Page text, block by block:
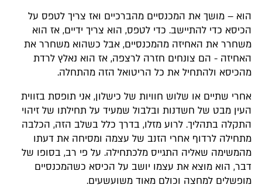
הוא – מושך את המכנסיים מהברכיים ואז צריך לטפס על
הכיסא כדי להתיישב. כדי לטפס, הוא צריך ידיים, אז הוא
משחרר את האחיזה מהמכנסיים, אבל כשהוא משחרר את
האחיזה - הם צונחים חזרה לרצפה, אז הוא נאלץ לרדת
מהכיסא ולהתחיל את כל הריטואל הזה מהתחלה.
אחרי שתיים או שלוש חוויות של כישלון, אני תופסת בזווית
העין מבט של חשדנות ובלבול שמעיד על תחילתו של זיהוי
התקלה בתהליך. לרוע מזלו, בדרך כלל בשלב הזה, הכלבה
מתחילה לרדוף אחרי הזנב של עצמה ומסיחה את דעתו
מהמשימה שאליה התגייס מלכתחילה. על פי רב, בסופו של
דבר, הוא מוצא את עצמו יושב על הכיסא כשהמכנסיים
מופשלים למחצה וכולם מאוד משועשעים.